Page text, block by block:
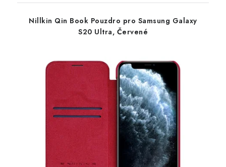
Nillkin Qin Book Pouzdro pro Samsung Galaxy
S20 Ultra, Červené